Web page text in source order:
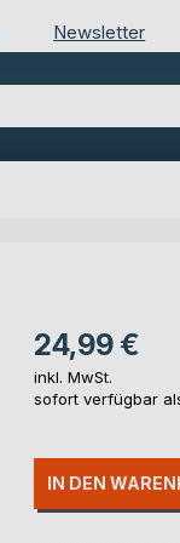
Newsletter
24,99 €
inkl. MwSt.
sofort verfügbar
IN DEN